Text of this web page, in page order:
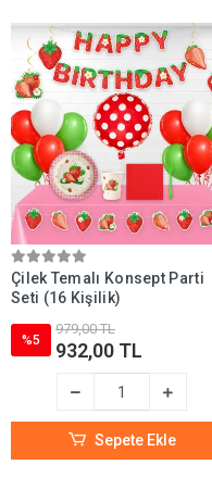
Çilek Temalı Konsept Parti
Seti (16 Kişilik)
%5
979,00 TL
932,00 TL
Sepete Ekle